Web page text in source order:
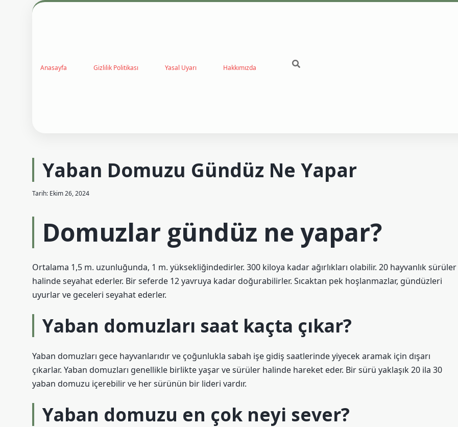
Anasayfa Gizlilik Politikası Yasal Uyarı Hakkımızda
Yaban Domuzu Gündüz Ne Yapar
Tarih: Ekim 26, 2024
Domuzlar gündüz ne yapar?
Ortalama 1,5 m. uzunluğunda, 1 m. yüksekliğindedirler. 300 kiloya kadar ağırlıkları olabilir. 20 hayvanlık sürüler
halinde seyahat ederler. Bir seferde 12 yavruya kadar doğurabilirler. Sıcaktan pek hoşlanmazlar, gündüzleri
uyurlar ve geceleri seyahat ederler.
Yaban domuzları saat kaçta çıkar?
Yaban domuzları gece hayvanlarıdır ve çoğunlukla sabah işe gidiş saatlerinde yiyecek aramak için dışarı
çıkarlar. Yaban domuzları genellikle birlikte yaşar ve sürüler halinde hareket eder. Bir sürü yaklaşık 20 ila 30
yaban domuzu içerebilir ve her sürünün bir lideri vardır.
Yaban domuzu en çok neyi sever?